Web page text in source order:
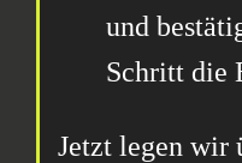
und
Schritt die
Jetzt legen wir